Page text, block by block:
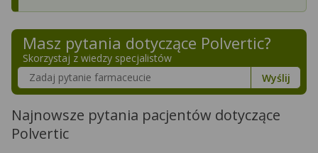
Masz pytania dotyczące Polvertic?
Skorzystaj z wiedzy specjalistów
Szukaj w poradnikach o zdrowiu
Wyślij
Najnowsze pytania pacjentów dotyczące
Polvertic